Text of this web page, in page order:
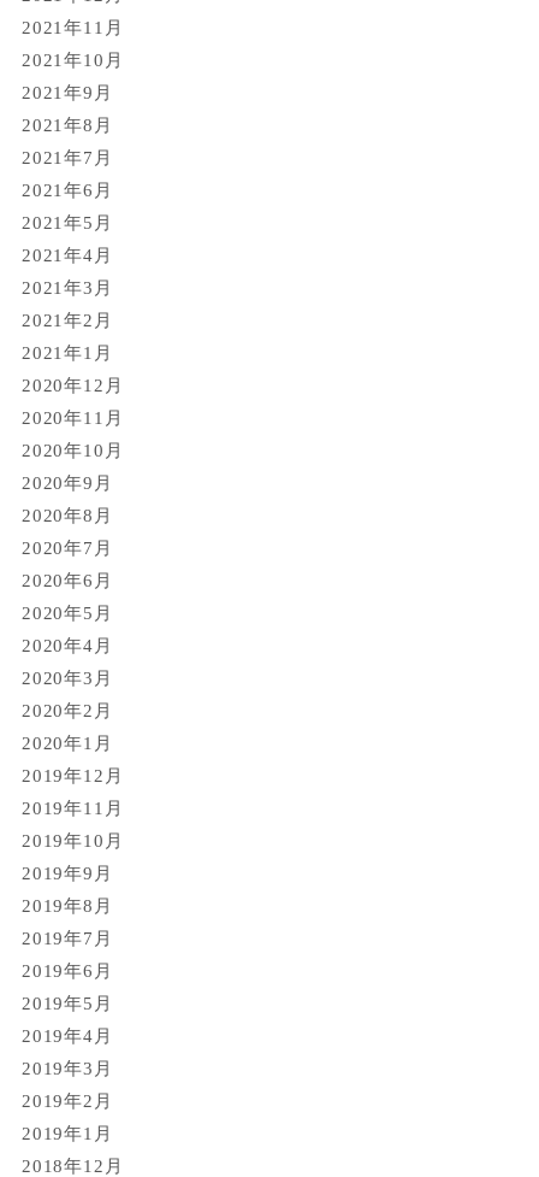
2021年11月
2021年10月
2021年9月
2021年8月
2021年7月
2021年6月
2021年5月
2021年4月
2021年3月
2021年2月
2021年1月
2020年12月
2020年11月
2020年10月
2020年9月
2020年8月
2020年7月
2020年6月
2020年5月
2020年4月
2020年3月
2020年2月
2020年1月
2019年12月
2019年11月
2019年10月
2019年9月
2019年8月
2019年7月
2019年6月
2019年5月
2019年4月
2019年3月
2019年2月
2019年1月
2018年12月